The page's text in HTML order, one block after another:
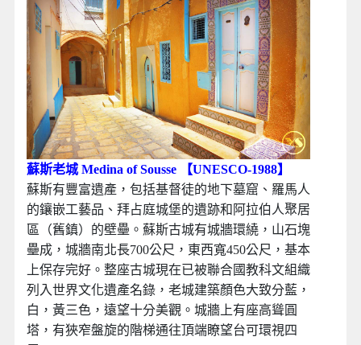
蘇斯老城 Medina of Sousse 【UNESCO-1988】
蘇斯有豐富遺產，包括基督徒的地下墓窟、羅馬人
的鑲嵌工藝品、拜占庭城堡的遺跡和阿拉伯人聚居
區（舊鎮）的壁壘。蘇斯古城有城牆環繞，山石塊
壘成，城牆南北長700公尺，東西寬450公尺，基本
上保存完好。整座古城現在已被聯合國教科文組織
列入世界文化遺產名錄，老城建築顏色大致分藍，
白，黃三色，遠望十分美觀。城牆上有座高聳圓
塔，有狹窄盤旋的階梯通往頂端瞭望台可環視四